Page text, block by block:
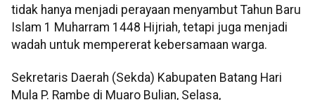
tidak hanya menjadi perayaan menyambut Tahun Baru
Islam 1 Muharram 1448 Hijriah, tetapi juga menjadi
wadah untuk mempererat kebersamaan warga.
​Sekretaris Daerah (Sekda) Kabupaten Batang Hari
Mula P. Rambe di Muaro Bulian, Selasa,